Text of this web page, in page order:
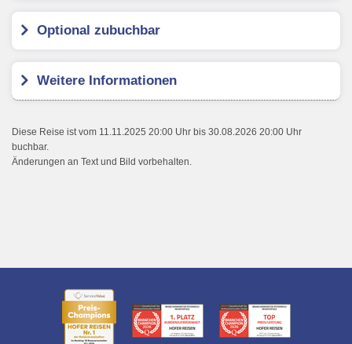
Optional zubuchbar
Weitere Informationen
Diese Reise ist vom 11.11.2025 20:00 Uhr bis 30.08.2026 20:00 Uhr
buchbar.
Änderungen an Text und Bild vorbehalten.